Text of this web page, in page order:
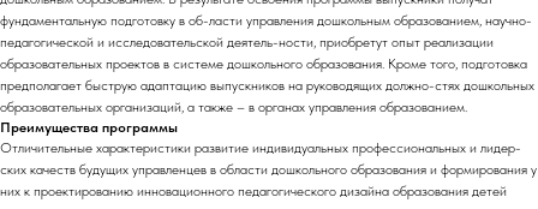
фундаментальную подготовку в об-ласти управления дошкольным образованием, научно-
педагогической и исследовательской деятель-ности, приобретут опыт реализации
образовательных проектов в системе дошкольного образования. Кроме того, подготовка
предполагает быструю адаптацию выпускников на руководящих должно-стях дошкольных
образовательных организаций, а также – в органах управления образованием.
Преимущества программы
Отличительные характеристики развитие индивидуальных профессиональных и лидер-
ских качеств будущих управленцев в области дошкольного образования и формирования у
них к проектированию инновационного педагогического дизайна образования детей